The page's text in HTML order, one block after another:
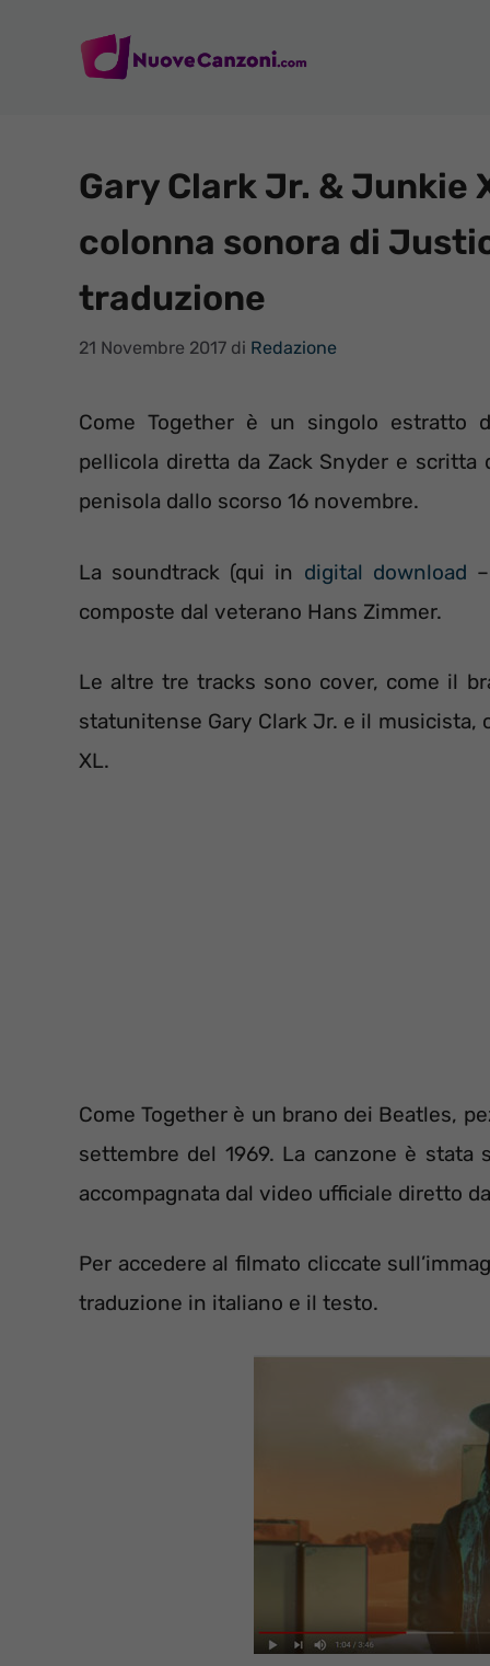
Gary Clark Jr. & Junkie
colonna sonora di
traduzione
21 Novembre 2017 di Redazione
Come Together è un singolo estratto
pellicola diretta da Zack Snyder e
penisola dallo scorso 16 novembre.
La soundtrack (qui in digital download –
composte dal veterano Hans Zimmer.
Le altre tre tracks sono cover, come il
statunitense Gary Clark Jr. e il
XL.
Come Together è un brano dei Beatles,
settembre del 1969. La canzone è
accompagnata dal video ufficiale diretto
Per accedere al filmato cliccate
traduzione in italiano e il testo.